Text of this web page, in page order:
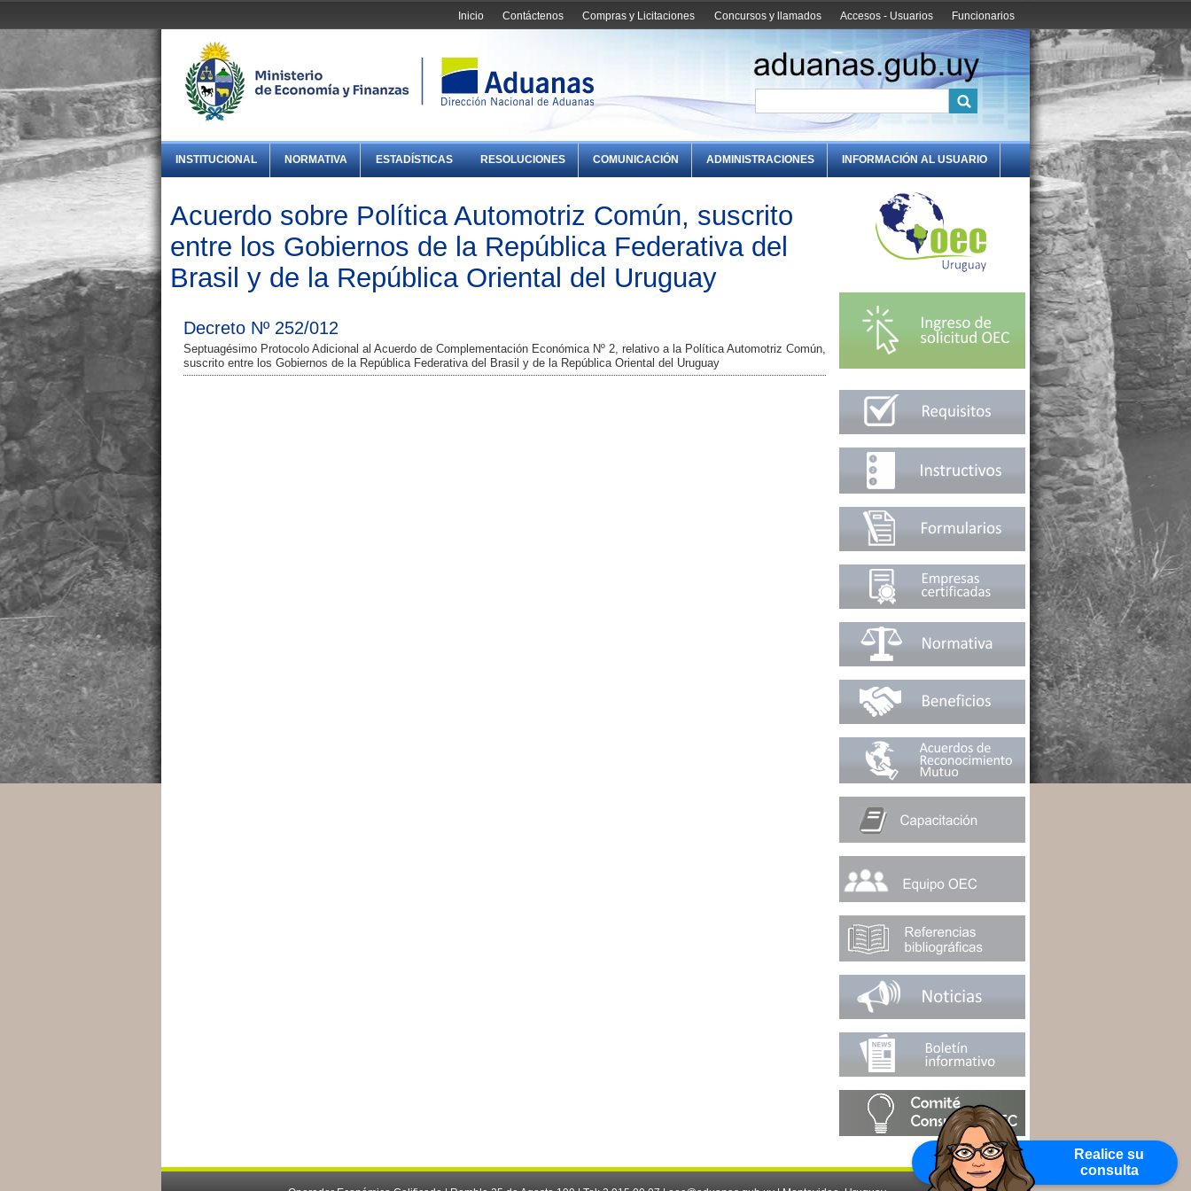
Funcionarios
Accesos - Usuarios
Concursos y llamados
Compras y Licitaciones
Contáctenos
Inicio
Realice su
consulta
INSTITUCIONAL NORMATIVA ESTADÍSTICAS RESOLUCIONES COMUNICACIÓN ADMINISTRACIONES INFORMACIÓN AL USUARIO
Acuerdo sobre Política Automotriz Común, suscrito
entre los Gobiernos de la República Federativa del
Brasil y de la República Oriental del Uruguay
Decreto Nº 252/012
Septuagésimo Protocolo Adicional al Acuerdo de Complementación Económica Nº 2, relativo a la Política Automotriz Común,
suscrito entre los Gobiernos de la República Federativa del Brasil y de la República Oriental del Uruguay